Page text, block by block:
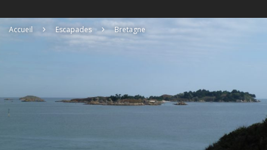
Accueil Escapades Bretagne